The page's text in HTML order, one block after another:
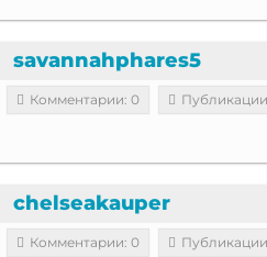
savannahphares5
Комментарии: 0
chelseakauper
Комментарии: 0